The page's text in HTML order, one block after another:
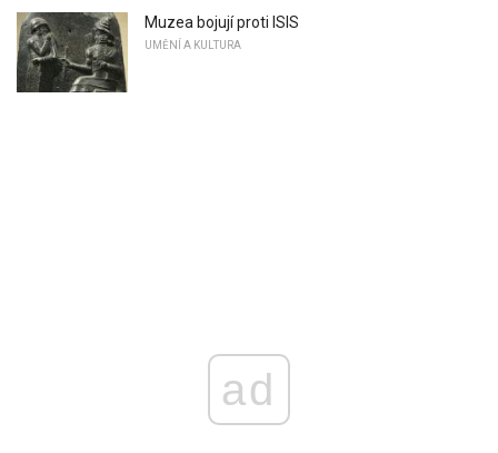
Muzea bojují proti ISIS
UMĚNÍ A KULTURA
ad